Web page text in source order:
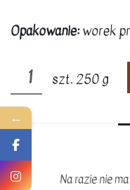
Opakowanie:worek
ilość
Ser
dojrzewający
"Czarna
Perła"
-
szt. 250 g
Na razie nie
←